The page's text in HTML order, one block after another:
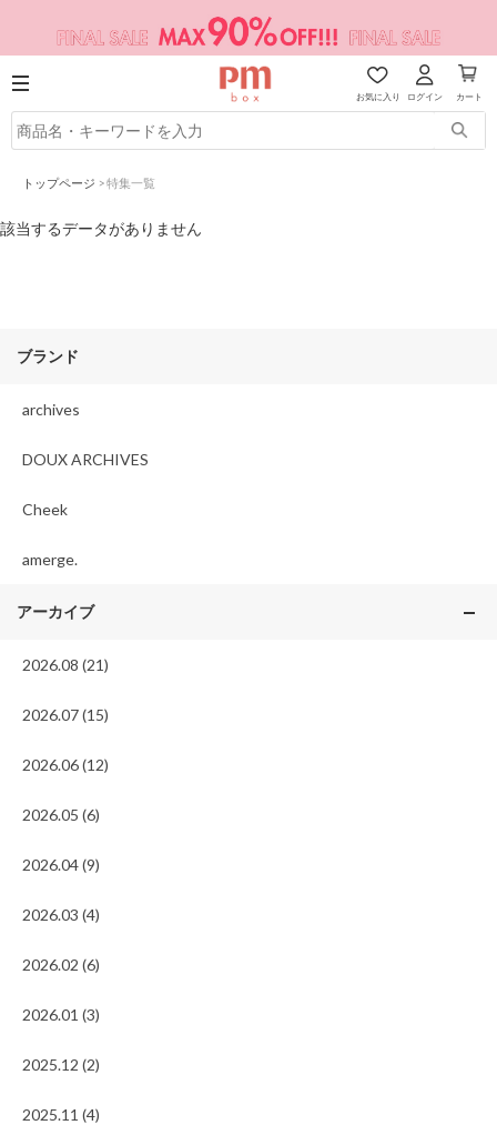
お気に入り ログイン カート
トップページ >特集一覧
該当するデータがありません
ブランド
archives
DOUX ARCHIVES
Cheek
amerge.
アーカイブ
2026.08 (21)
2026.07 (15)
2026.06 (12)
2026.05 (6)
2026.04 (9)
2026.03 (4)
2026.02 (6)
2026.01 (3)
2025.12 (2)
2025.11 (4)